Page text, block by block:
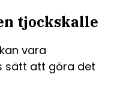
tjockskalle
vara
sätt att göra det